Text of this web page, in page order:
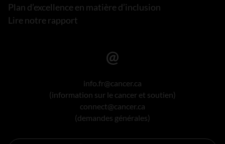
Plan d’excellence en matière d’inclusion
Lire notre rapport
info.fr@cancer.ca
(information sur le cancer et soutien)
connect@cancer.ca
(demandes générales)